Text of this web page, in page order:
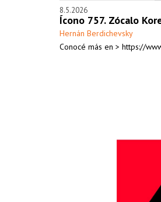
8.5.2026
Ícono 757. Zócalo
Hernán Berdichevsky
Conocé más en > https://